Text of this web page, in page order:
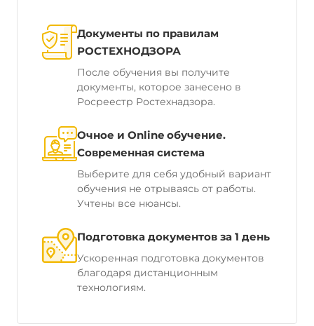
Документы по правилам
РОСТЕХНОДЗОРА
После обучения вы получите
документы, которое занесено в
Росреестр Ростехнадзора.
Очное и Online обучение.
Современная система
Выберите для себя удобный вариант
обучения не отрываясь от работы.
Учтены все нюансы.
Подготовка документов за 1 день
Ускоренная подготовка документов
благодаря дистанционным
технологиям.